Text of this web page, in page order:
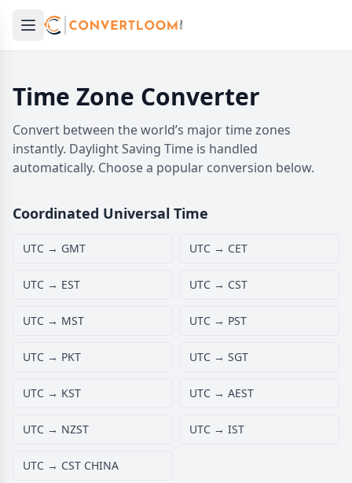
Open main menu
menu
Time Zone Converter
Convert between the world’s major time zones
instantly. Daylight Saving Time is handled
automatically. Choose a popular conversion below.
Coordinated Universal Time
UTC → GMT UTC → CET
UTC → EST UTC → CST
UTC → MST UTC → PST
UTC → PKT UTC → SGT
UTC → KST UTC → AEST
UTC → NZST UTC → IST
UTC → CST CHINA